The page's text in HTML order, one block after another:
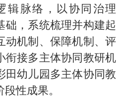
辑脉络，以协同治理
础，系统梳理并构建起
动机制、保障机制、评
衔接多主体协同教研机
田幼儿园多主体协同教
性成果。